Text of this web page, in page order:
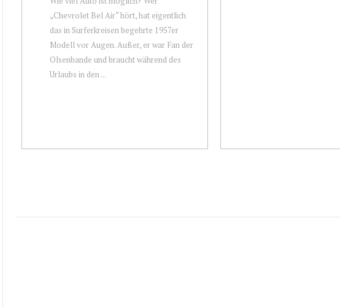
„Chevrolet Bel Air“ hört, hat eigentlich
das in Surferkreisen begehrte 1957er
Modell vor Augen. Außer, er war Fan der
Olsenbande und braucht während des
Urlaubs in den ...